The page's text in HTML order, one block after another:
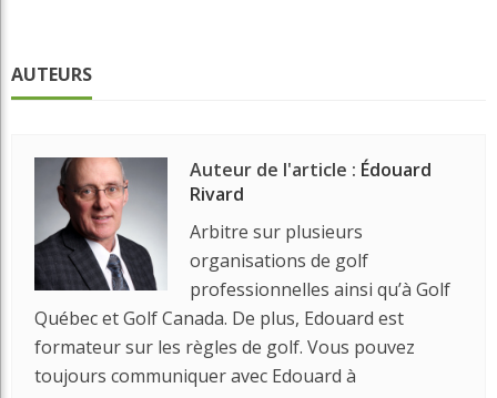
AUTEURS
Auteur de l'article : Édouard
Rivard
Arbitre sur plusieurs
organisations de golf
professionnelles ainsi qu’à Golf
Québec et Golf Canada. De plus, Edouard est
formateur sur les règles de golf. Vous pouvez
toujours communiquer avec Edouard à